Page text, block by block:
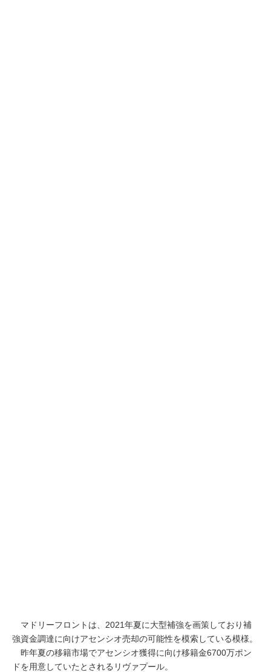
マドリーフロントは、2021年夏に大型補強を画策しており補
強資金調達に向けアセンシオ売却の可能性を模索している模様。
昨年夏の移籍市場でアセンシオ獲得に向け移籍金6700万ポン
ドを用意していたとされるリヴァプール。